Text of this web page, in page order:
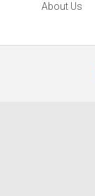
About Us